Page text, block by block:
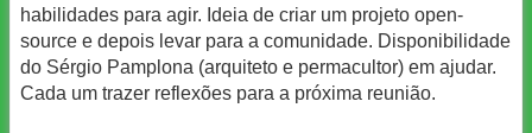
habilidades para agir. Ideia de criar um projeto open-
source e depois levar para a comunidade. Disponibilidade
do Sérgio Pamplona (arquiteto e permacultor) em ajudar.
Cada um trazer reflexões para a próxima reunião.